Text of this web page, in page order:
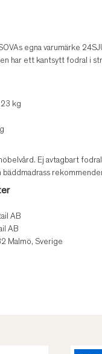
egna varumärke
har ett kantsytt fodral i
kg
Ej avtagbart
AB
AB
Malmö, Sverige